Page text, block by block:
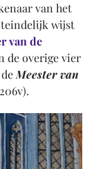
van het
wijst
van de
de overige vier
Meester van